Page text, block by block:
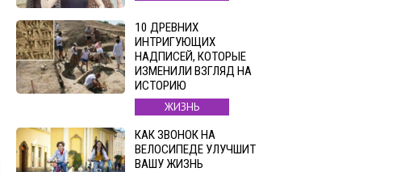
10 ДРЕВНИХ
ИНТРИГУЮЩИХ
НАДПИСЕЙ, КОТОРЫЕ
ИЗМЕНИЛИ ВЗГЛЯД НА
ИСТОРИЮ
ЖИЗНЬ
КАК ЗВОНОК НА
ВЕЛОСИПЕДЕ УЛУЧШИТ
ВАШУ ЖИЗНЬ